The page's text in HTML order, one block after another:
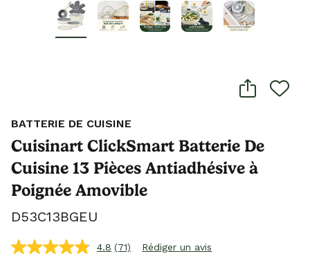
BATTERIE DE CUISINE
Cuisinart ClickSmart Batterie De
Cuisine 13 Pièces Antiadhésive à
Poignée Amovible
D53C13BGEU
4.8 Lire
(71) Rédiger un avis